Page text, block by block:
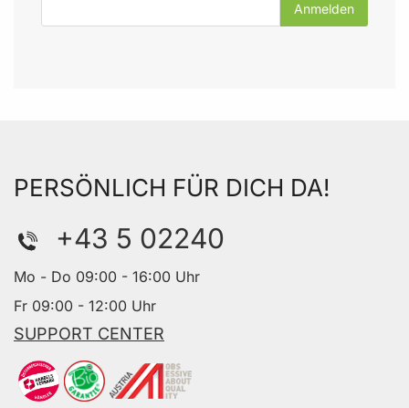
PERSÖNLICH FÜR DICH DA!
+43 5 02240
Mo - Do 09:00 - 16:00 Uhr
Fr 09:00 - 12:00 Uhr
SUPPORT CENTER